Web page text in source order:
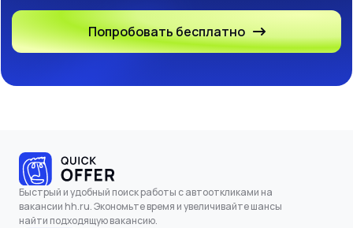
Попробовать бесплатно
Быстрый и удобный поиск работы с автооткликами на
вакансии hh.ru. Экономьте время и увеличивайте шансы
найти подходящую вакансию.